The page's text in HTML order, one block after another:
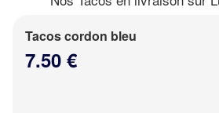
Tacos cordon bleu
7.50 €